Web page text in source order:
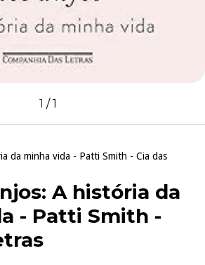
1 /1
da minha vida - Patti Smith - Cia das
A história da
- Patti Smith -